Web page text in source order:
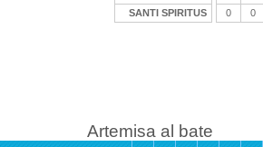
SANTI SPIRITUS
0 0
Artemisa al bate